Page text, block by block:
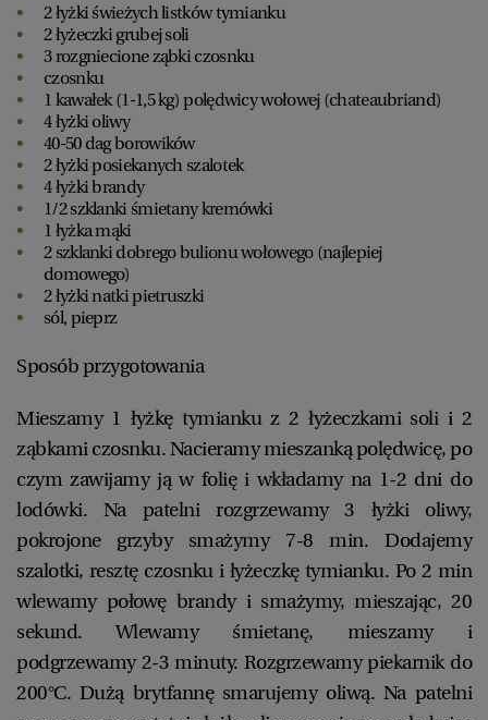
2 łyżki świeżych listków tymianku
2 łyżeczki grubej soli
3 rozgniecione ząbki czosnku
czosnku
1 kawałek (1-1,5 kg) polędwicy wołowej (chateaubriand)
4 łyżki oliwy
40-50 dag borowików
2 łyżki posiekanych szalotek
4 łyżki brandy
1/2 szklanki śmietany kremówki
1 łyżka mąki
2 szklanki dobrego bulionu wołowego (najlepiej
domowego)
2 łyżki natki pietruszki
sól, pieprz
Sposób przygotowania
Mieszamy 1 łyżkę tymianku z 2 łyżeczkami soli i 2
ząbkami czosnku. Nacieramy mieszanką polędwicę, po
czym zawijamy ją w folię i wkładamy na 1-2 dni do
lodówki. Na patelni rozgrzewamy 3 łyżki oliwy,
pokrojone grzyby smażymy 7-8 min. Dodajemy
szalotki, resztę czosnku i łyżeczkę tymianku. Po 2 min
wlewamy połowę brandy i smażymy, mieszając, 20
sekund. Wlewamy śmietanę, mieszamy i
podgrzewamy 2-3 minuty. Rozgrzewamy piekarnik do
200°C. Dużą brytfannę smarujemy oliwą. Na patelni